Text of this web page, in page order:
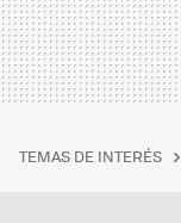
TEMAS DE INTERÉS